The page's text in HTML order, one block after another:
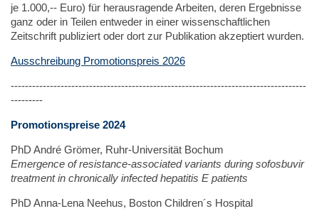
je 1.000,-- Euro) für herausragende Arbeiten, deren Ergebnisse
ganz oder in Teilen entweder in einer wissenschaftlichen
Zeitschrift publiziert oder dort zur Publikation akzeptiert wurden.
Ausschreibung Promotionspreis 2026
-----------------------------------------------------------------------------------
---------
Promotionspreise 2024
PhD André Grömer, Ruhr-Universität Bochum
Emergence of resistance-associated variants during sofosbuvir
treatment in chronically infected hepatitis E patients
PhD Anna-Lena Neehus, Boston Children´s Hospital